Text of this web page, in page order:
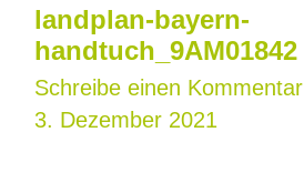
landplan-bayern-
handtuch_9AM01842
Schreibe einen Kommentar
3. Dezember 2021